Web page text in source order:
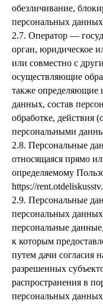
обезличивание,
персональных
2.7. Оператор —
орган, юридическое
или совместно с
осуществляющие
также определяющие
данных, состав
обработке, действия
персональными
2.8. Персональные
относящаяся прямо
определяемому
https://
2.9. Персональные
персональных
персональные
к которым
путем дачи согласия
разрешенных
распространения в
персональных